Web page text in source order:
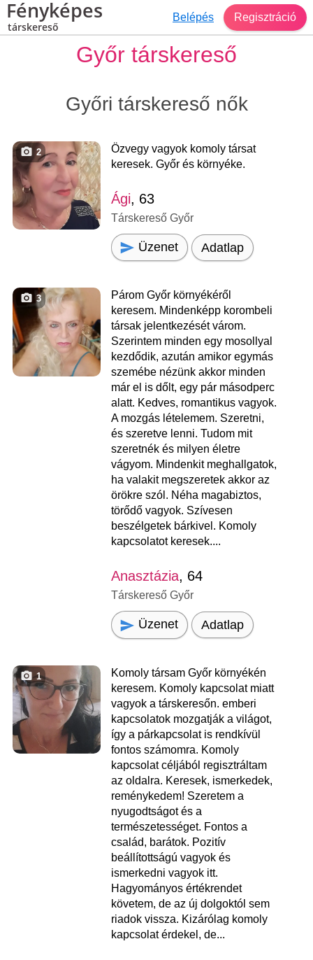
Fényképes
társkereső
Belépés Regisztráció
Győr társkereső
Győri társkereső nők
2
Özvegy vagyok komoly társat
keresek. Győr és környéke.
Ági, 63
Társkereső Győr
Üzenet Adatlap
3
Párom Győr környékéről
keresem. Mindenképp korombeli
társak jelentkezését várom.
Szerintem minden egy mosollyal
kezdődik, azután amikor egymás
szemébe nézünk akkor minden
már el is dőlt, egy pár másodperc
alatt. Kedves, romantikus vagyok.
A mozgás lételemem. Szeretni,
és szeretve lenni. Tudom mit
szeretnék és milyen életre
vágyom. Mindenkit meghallgatok,
ha valakit megszeretek akkor az
örökre szól. Néha magabiztos,
törődő vagyok. Szívesen
beszélgetek bárkivel. Komoly
kapcsolatot keresek....
Anasztázia, 64
Társkereső Győr
Üzenet Adatlap
1
Komoly társam Győr környékén
keresem. Komoly kapcsolat miatt
vagyok a társkeresőn. emberi
kapcsolatok mozgatják a világot,
így a párkapcsolat is rendkívül
fontos számomra. Komoly
kapcsolat céljából regisztráltam
az oldalra. Keresek, ismerkedek,
reménykedem! Szeretem a
nyugodtságot és a
természetességet. Fontos a
család, barátok. Pozitív
beállítottságú vagyok és
ismerkedni vagyok itt.
Hagyományos értékrendet
követem, de az új dolgoktól sem
riadok vissza. Kizárólag komoly
kapcsolat érdekel, de...